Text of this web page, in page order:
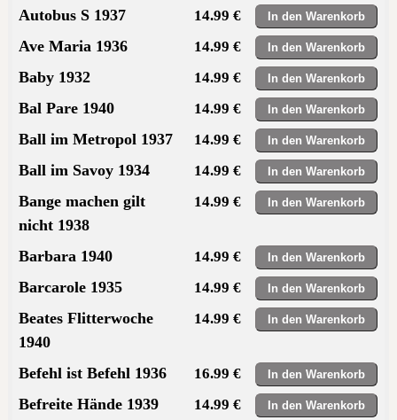
Autobus S 1937 14.99 €
Ave Maria 1936 14.99 €
Baby 1932 14.99 €
Bal Pare 1940 14.99 €
Ball im Metropol 1937 14.99 €
Ball im Savoy 1934 14.99 €
Bange machen gilt
nicht 1938
14.99 €
Barbara 1940 14.99 €
Barcarole 1935 14.99 €
Beates Flitterwoche
1940
14.99 €
Befehl ist Befehl 1936 16.99 €
Befreite Hände 1939 14.99 €